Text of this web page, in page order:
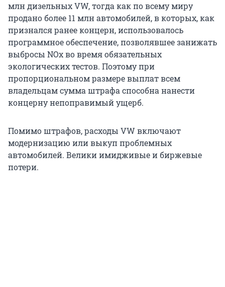
млн дизельных VW, тогда как по всему миру
продано более 11 млн автомобилей, в которых, как
признался ранее концерн, использовалось
программное обеспечение, позволявшее занижать
выбросы NOx во время обязательных
экологических тестов. Поэтому при
пропорциональном размере выплат всем
владельцам сумма штрафа способна нанести
концерну непоправимый ущерб.
Помимо штрафов, расходы VW включают
модернизацию или выкуп проблемных
автомобилей. Велики имидживые и биржевые
потери.